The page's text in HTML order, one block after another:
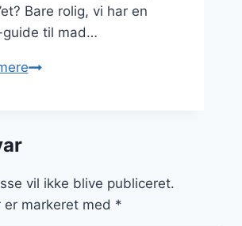
Bare rolig, vi har en
guide til mad…
Hvordan
vil ikke blive publiceret.
markeret med *